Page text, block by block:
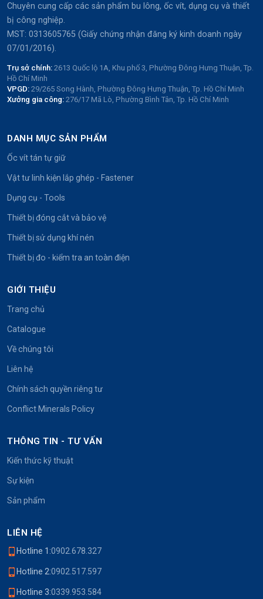
Chuyên cung cấp các sản phẩm bu lông, ốc vít, dụng cụ và thiết
bị công nghiệp.
MST: 0313605765 (Giấy chứng nhận đăng ký kinh doanh ngày
07/01/2016).
Trụ sở chính: 2613 Quốc lộ 1A, Khu phố 3, Phường Đông Hưng Thuận, Tp.
Hồ Chí Minh
VPGD: 29/265 Song Hành, Phường Đông Hưng Thuận, Tp. Hồ Chí Minh
Xưởng gia công: 276/17 Mã Lò, Phường Bình Tân, Tp. Hồ Chí Minh
DANH MỤC SẢN PHẨM
Ốc vít tán tự giữ
Vật tư linh kiện lắp ghép - Fastener
Dụng cụ - Tools
Thiết bị đóng cắt và bảo vệ
Thiết bị sử dụng khí nén
Thiết bị đo - kiểm tra an toàn điện
GIỚI THIỆU
Trang chủ
Catalogue
Về chúng tôi
Liên hệ
Chính sách quyền riêng tư
Conflict Minerals Policy
THÔNG TIN - TƯ VẤN
Kiến thức kỹ thuật
Sự kiện
Sản phẩm
LIÊN HỆ
Hotline 1:0902.678.327
Hotline 2:0902.517.597
Hotline 3:0339.953.584